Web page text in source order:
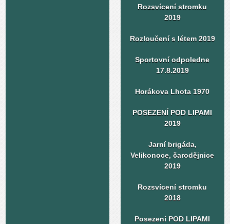
Rozsvícení stromku
2019
Rozloučení s létem 2019
Sportovní odpoledne
17.8.2019
Horákova Lhota 1970
POSEZENÍ POD LIPAMI
2019
Jarní brigáda,
Velikonoce, čarodějnice
2019
Rozsvícení stromku
2018
Posezení POD LIPAMI